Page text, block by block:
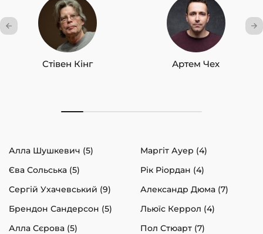
Стівен Кінг Артем Чех
Алла Шушкевич (5)
Маргіт Ауер (4)
Єва Сольська (5)
Рік Ріордан (4)
Сергій Ухачевський (9)
Александр Дюма (7)
Брендон Сандерсон (5)
Льюїс Керрол (4)
Алла Сєрова (5)
Пол Стюарт (7)